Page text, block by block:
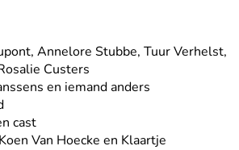
Annelore Stubbe, Tuur Verhelst,
Custers
en iemand anders
cast
Koen Van Hoecke en Klaartje